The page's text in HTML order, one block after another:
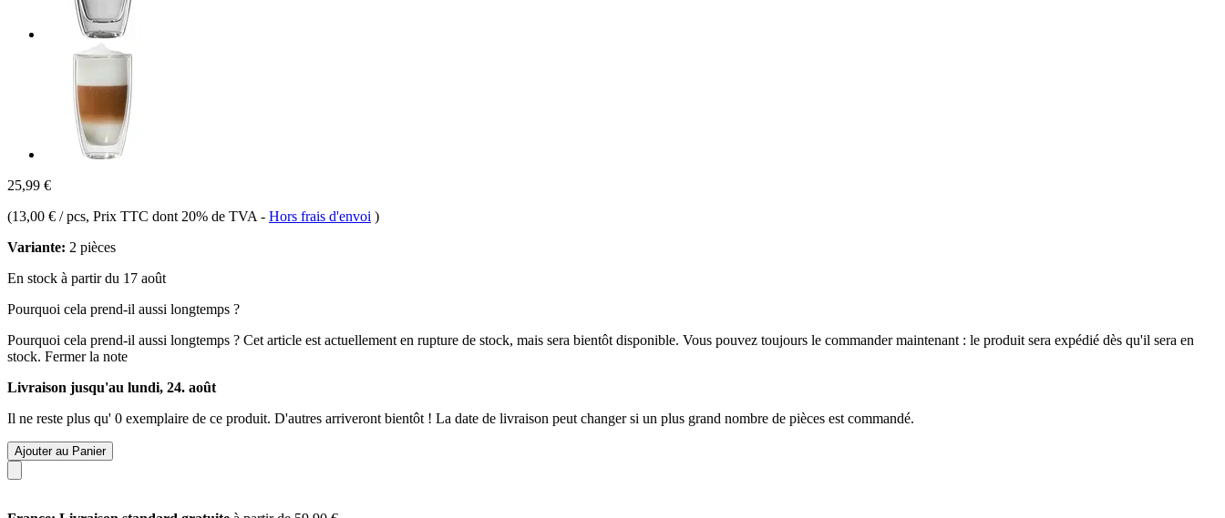
25,99 €
(13,00 € / pcs, Prix TTC dont 20% de TVA - Hors frais d'envoi )
Variante: 2 pièces
En stock à partir du 17 août
Pourquoi cela prend-il aussi longtemps ?
Pourquoi cela prend-il aussi longtemps ? Cet article est actuellement en rupture de stock, mais sera bientôt disponible. Vous pouvez toujours le commander maintenant : le produit sera expédié dès qu'il sera en
stock. Fermer la note
Livraison jusqu'au lundi, 24. août
Il ne reste plus qu' 0 exemplaire de ce produit. D'autres arriveront bientôt ! La date de livraison peut changer si un plus grand nombre de pièces est commandé.
Ajouter au Panier